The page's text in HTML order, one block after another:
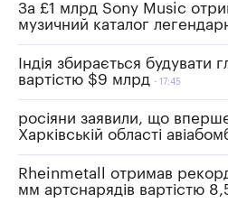
За £1 млрд Sony Music
музичний каталог
Індія збирається будувати
вартістю $9 млрд
17:45
росіяни заявили, що
Харківській області
Rheinmetall отримав
мм артснарядів вартістю